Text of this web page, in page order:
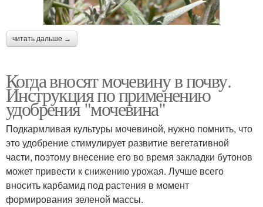
читать дальше →
Когда вносят мочевину в почву.
Инструкция по применению
удобрения "мочевина"
Подкармливая культуры мочевиной, нужно помнить, что
это удобрение стимулирует развитие вегетативной
части, поэтому внесение его во время закладки бутонов
может привести к снижению урожая. Лучше всего
вносить карбамид под растения в момент
формирования зеленой массы.